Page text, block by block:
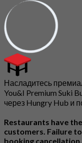
Насладитесь
You&I Premium Suki
через Hungry Hub и
Restaurants have
customers. Failure
booking cancellation.